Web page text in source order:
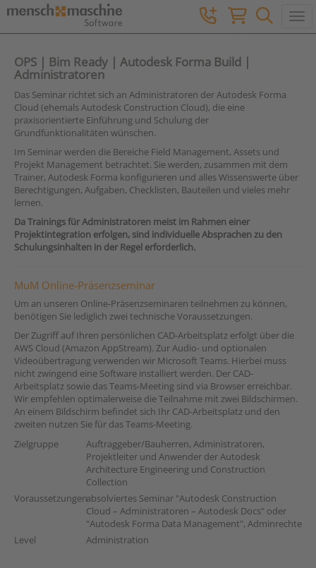
OPS | Bim Ready | Autodesk Forma Build |
Administratoren
Das Seminar richtet sich an Administratoren der Autodesk Forma
Cloud (ehemals Autodesk Construction Cloud), die eine
praxisorientierte Einführung und Schulung der
Grundfunktionalitäten wünschen.
Im Seminar werden die Bereiche Field Management, Assets und
Projekt Management betrachtet. Sie werden, zusammen mit dem
Trainer, Autodesk Forma konfigurieren und alles Wissenswerte über
Berechtigungen, Aufgaben, Checklisten, Bauteilen und vieles mehr
lernen.
Da Trainings für Administratoren meist im Rahmen einer
Projektintegration erfolgen, sind individuelle Absprachen zu den
Schulungsinhalten in der Regel erforderlich.
MuM Online-Präsenzseminar
Um an unseren Online-Präsenzseminaren teilnehmen zu können,
benötigen Sie lediglich zwei technische Voraussetzungen.
Der Zugriff auf Ihren persönlichen CAD-Arbeitsplatz erfolgt über die
AWS Cloud (Amazon AppStream). Zur Audio- und optionalen
Videoübertragung verwenden wir Microsoft Teams. Hierbei muss
nicht zwingend eine Software installiert werden. Der CAD-
Arbeitsplatz sowie das Teams-Meeting sind via Browser erreichbar.
Wir empfehlen optimalerweise die Teilnahme mit zwei Bildschirmen.
An einem Bildschirm befindet sich Ihr CAD-Arbeitsplatz und den
zweiten nutzen Sie für das Teams-Meeting.
Zielgruppe
Auftraggeber/Bauherren, Administratoren,
Projektleiter und Anwender der Autodesk
Architecture Engineering und Construction
Collection
Voraussetzungenabsolviertes Seminar "Autodesk Construction
Cloud – Administratoren – Autodesk Docs" oder
"Autodesk Forma Data Management", Adminrechte
Level
Administration